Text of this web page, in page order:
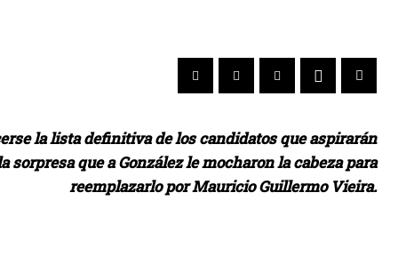
la lista definitiva de los candidatos que aspirarán
que a González le mocharon la cabeza para
reemplazarlo por Mauricio Guillermo Vieira.